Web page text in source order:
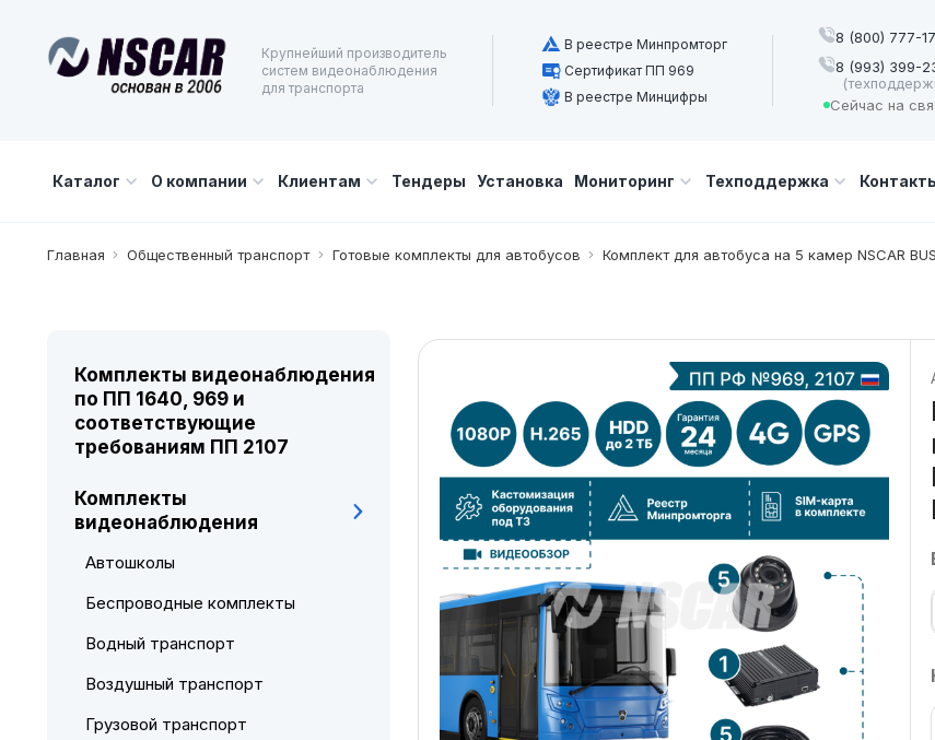
Крупнейший производитель
систем видеонаблюдения
для транспорта
В реестре Минпромторг
Сертификат ПП 969
В реестре Минцифры
8 (800) 777-
8 (993) 399-
Сейчас на
Каталог О компании Клиентам Тендеры Установка Мониторинг Техподдержка
Главная Общественный транспорт Готовые комплекты для автобусов Комплект для автобуса на 5 камер NSCAR
Комплекты видеонаблюдения
по ПП 1640, 969 и
соответствующие
требованиям ПП 2107
Комплекты
видеонаблюдения
Автошколы
Беспроводные комплекты
Водный транспорт
Воздушный транспорт
Грузовой транспорт